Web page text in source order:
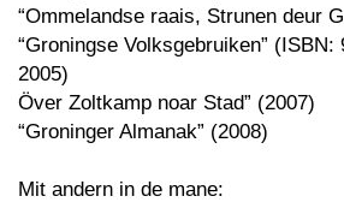
“Ommelandse raais, Strunen deur
“Groningse Volksgebruiken” (ISBN:
2005)
Över Zoltkamp noar Stad” (2007)
“Groninger Almanak” (2008)
Mit andern in de mane: